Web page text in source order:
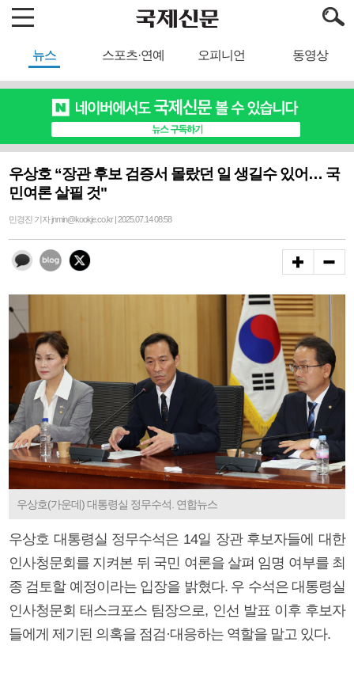
뉴스 스포츠·연예 오피니언 동영상
우상호 “장관 후보 검증서 몰랐던 일 생길수 있어… 국
민여론 살필 것"
민경진 기자 jnmin@kookje.co.kr | 2025.07.14 08:58
우상호(가운데) 대통령실 정무수석. 연합뉴스
우상호 대통령실 정무수석은 14일 장관 후보자들에 대한
인사청문회를 지켜본 뒤 국민 여론을 살펴 임명 여부를 최
종 검토할 예정이라는 입장을 밝혔다. 우 수석은 대통령실
인사청문회 태스크포스 팀장으로, 인선 발표 이후 후보자
들에게 제기된 의혹을 점검·대응하는 역할을 맡고 있다.